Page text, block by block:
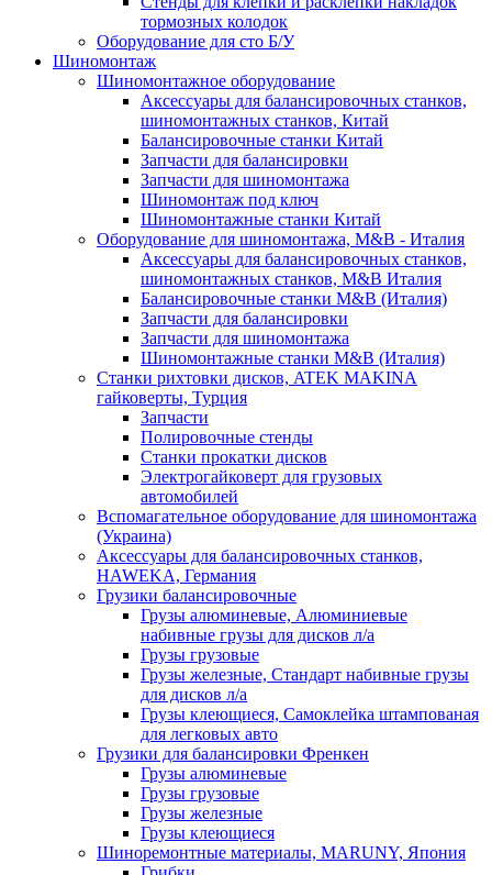
тормозных колодок
Оборудование для сто Б/У
Шиномонтаж
Шиномонтажное оборудование
Аксессуары для балансировочных станков,
шиномонтажных станков, Китай
Балансировочные станки Китай
Запчасти для балансировки
Запчасти для шиномонтажа
Шиномонтаж под ключ
Шиномонтажные станки Китай
Оборудование для шиномонтажа, M&B - Италия
Аксессуары для балансировочных станков,
шиномонтажных станков, M&B Италия
Балансировочные станки M&B (Италия)
Запчасти для балансировки
Запчасти для шиномонтажа
Шиномонтажные станки M&B (Италия)
Станки рихтовки дисков, ATEK MAKINA
гайковерты, Турция
Запчасти
Полировочные стенды
Станки прокатки дисков
Электрогайковерт для грузовых
автомобилей
Вспомагательное оборудование для шиномонтажа
(Украина)
Аксессуары для балансировочных станков,
HAWEKA, Германия
Грузики балансировочные
Грузы алюминевые, Алюминиевые
набивные грузы для дисков л/а
Грузы грузовые
Грузы железные, Cтандарт набивные грузы
для дисков л/а
Грузы клеющиеся, Самоклейка штампованая
для легковых авто
Грузики для балансировки Френкен
Грузы алюминевые
Грузы грузовые
Грузы железные
Грузы клеющиеся
Шиноремонтные материалы, MARUNY, Япония